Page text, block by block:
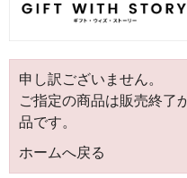
申し訳ございません。
ご指定の商品は販売終了
品です。
ホームへ戻る